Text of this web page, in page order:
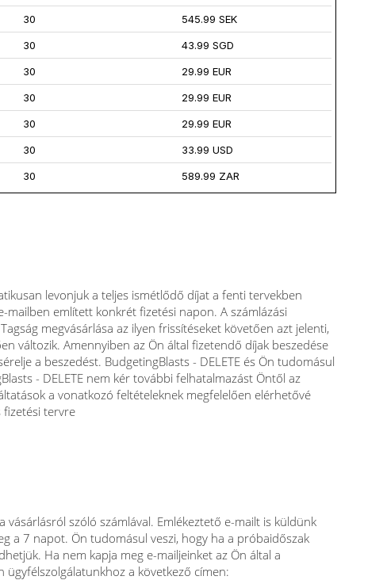
30 545.99 SEK
30 43.99 SGD
30 29.99 EUR
30 29.99 EUR
30 29.99 EUR
30 33.99 USD
30 589.99 ZAR
levonjuk a teljes ismétlődő díjat a fenti tervekben
említett konkrét fizetési napon. A számlázási
megvásárlása az ilyen frissítéseket követően azt jelenti,
változik. Amennyiben az Ön által fizetendő díjak beszedése
a beszedést. BudgetingBlasts - DELETE és Ön tudomásul
- DELETE nem kér további felhatalmazást Öntől az
a vonatkozó feltételeknek megfelelően elérhetővé
fizetési tervre
szóló számlával. Emlékeztető e-mailt is küldünk
a 7 napot. Ön tudomásul veszi, hogy ha a próbaidőszak
Ha nem kapja meg e-mailjeinket az Ön által a
ügyfélszolgálatunkhoz a következő címen: